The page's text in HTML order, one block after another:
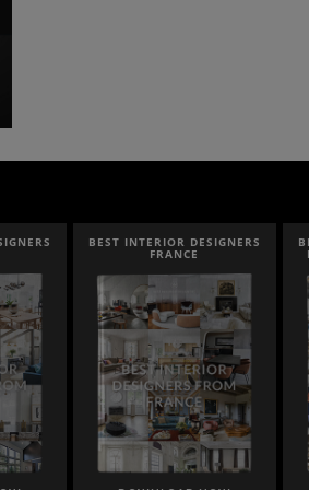
BEST INTERIOR DESIGNERS
FRANCE